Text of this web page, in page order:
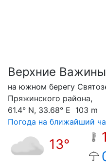
Верхние
на южном берегу
Пряжинского района,
61.4° N, 33.68° E 103 m
Погода на ближайший
13°